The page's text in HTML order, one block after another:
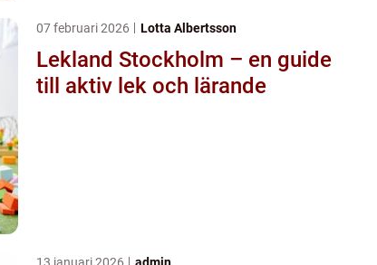
07 februari 2026 Lotta Albertsson
Lekland Stockholm – en guide
till aktiv lek och lärande